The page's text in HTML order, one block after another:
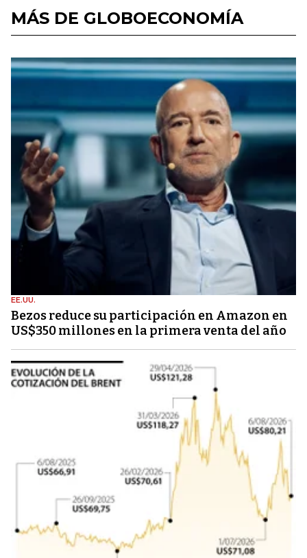
MÁS DE GLOBOECONOMÍA
EE.UU.
Bezos reduce su participación en Amazon en
US$350 millones en la primera venta del año